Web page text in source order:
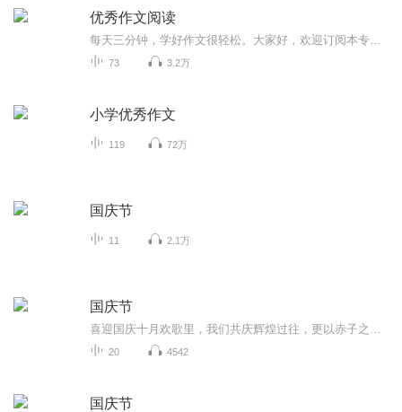
优秀作文阅读
73 3.2万
小学优秀作文
119 72万
国庆节
11 2.1万
国庆节
20 4542
国庆节